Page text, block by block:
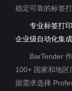
稳定可靠的标签
专业标签打
企业级自动化集成
BarTender
100+ 国家和地区
据需求选择